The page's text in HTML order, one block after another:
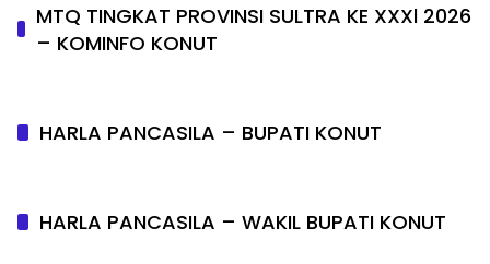
MTQ TINGKAT PROVINSI SULTRA KE XXXl 2026
– KOMINFO KONUT
HARLA PANCASILA – BUPATI KONUT
HARLA PANCASILA – WAKIL BUPATI KONUT